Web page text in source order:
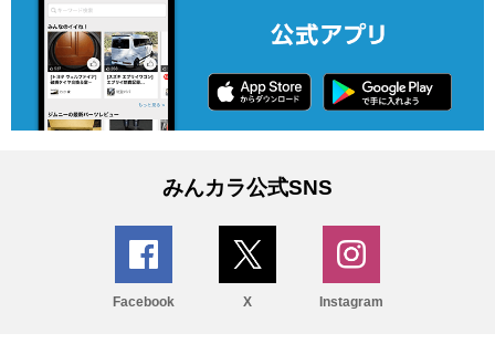
みんカラ公式SNS
Facebook X Instagram